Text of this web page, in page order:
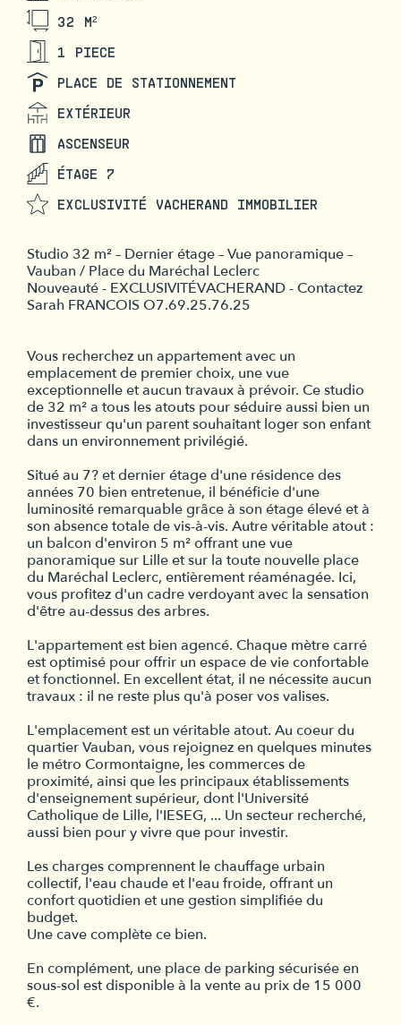
32 M²
1 PIECE
PLACE DE STATIONNEMENT
EXTÉRIEUR
ASCENSEUR
ÉTAGE 7
EXCLUSIVITÉ VACHERAND IMMOBILIER
Studio 32 m² – Dernier étage – Vue panoramique –
Vauban / Place du Maréchal Leclerc
Nouveauté - EXCLUSIVITÉVACHERAND - Contactez
Sarah FRANCOIS O7.69.25.76.25
Vous recherchez un appartement avec un
emplacement de premier choix, une vue
exceptionnelle et aucun travaux à prévoir. Ce studio
de 32 m² a tous les atouts pour séduire aussi bien un
investisseur qu'un parent souhaitant loger son enfant
dans un environnement privilégié.
Situé au 7? et dernier étage d'une résidence des
années 70 bien entretenue, il bénéficie d'une
luminosité remarquable grâce à son étage élevé et à
son absence totale de vis-à-vis. Autre véritable atout :
un balcon d'environ 5 m² offrant une vue
panoramique sur Lille et sur la toute nouvelle place
du Maréchal Leclerc, entièrement réaménagée. Ici,
vous profitez d'un cadre verdoyant avec la sensation
d'être au-dessus des arbres.
L'appartement est bien agencé. Chaque mètre carré
est optimisé pour offrir un espace de vie confortable
et fonctionnel. En excellent état, il ne nécessite aucun
travaux : il ne reste plus qu'à poser vos valises.
L'emplacement est un véritable atout. Au coeur du
quartier Vauban, vous rejoignez en quelques minutes
le métro Cormontaigne, les commerces de
proximité, ainsi que les principaux établissements
d'enseignement supérieur, dont l'Université
Catholique de Lille, l'IESEG, ... Un secteur recherché,
aussi bien pour y vivre que pour investir.
Les charges comprennent le chauffage urbain
collectif, l'eau chaude et l'eau froide, offrant un
confort quotidien et une gestion simplifiée du
budget.
Une cave complète ce bien.
En complément, une place de parking sécurisée en
sous-sol est disponible à la vente au prix de 15 000
€.